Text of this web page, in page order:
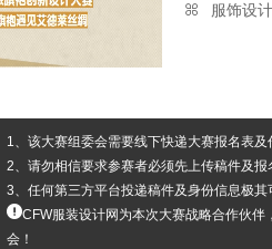
 服饰设
1、该大赛组委会需要线下快递大赛报名表及
2、请勿相信要求参赛者必须先上传稿件及
3、任何第三方平台投递稿件及身份信息极
CFW服装设计网为本次大赛战略合作伙
会！